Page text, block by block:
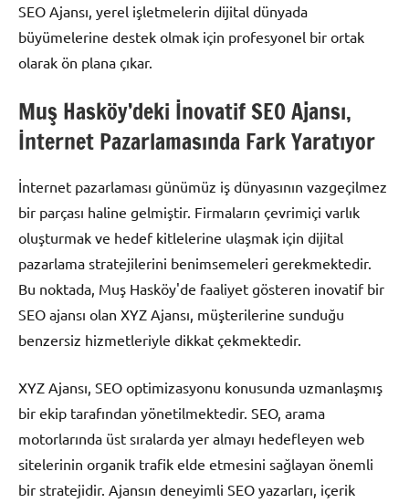
SEO Ajansı, yerel işletmelerin dijital dünyada
büyümelerine destek olmak için profesyonel bir ortak
olarak ön plana çıkar.
Muş Hasköy’deki İnovatif SEO Ajansı,
İnternet Pazarlamasında Fark Yaratıyor
İnternet pazarlaması günümüz iş dünyasının vazgeçilmez
bir parçası haline gelmiştir. Firmaların çevrimiçi varlık
oluşturmak ve hedef kitlelerine ulaşmak için dijital
pazarlama stratejilerini benimsemeleri gerekmektedir.
Bu noktada, Muş Hasköy'de faaliyet gösteren inovatif bir
SEO ajansı olan XYZ Ajansı, müşterilerine sunduğu
benzersiz hizmetleriyle dikkat çekmektedir.
XYZ Ajansı, SEO optimizasyonu konusunda uzmanlaşmış
bir ekip tarafından yönetilmektedir. SEO, arama
motorlarında üst sıralarda yer almayı hedefleyen web
sitelerinin organik trafik elde etmesini sağlayan önemli
bir stratejidir. Ajansın deneyimli SEO yazarları, içerik